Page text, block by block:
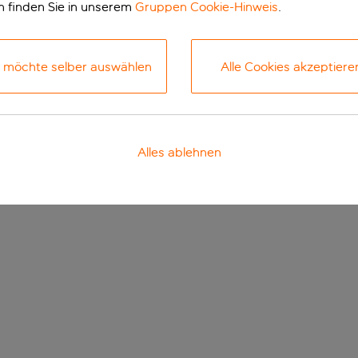
finden Sie in unserem Gruppen Cookie-Hinweis.
möchte selber auswählen Alle Cookies
Alles ablehnen